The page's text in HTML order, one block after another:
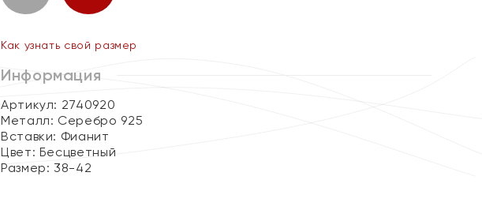
Как узнать свой размер
Информация
Артикул: 2740920
Металл: Серебро 925
Вставки: Фианит
Цвет: Бесцветный
Размер: 38-42